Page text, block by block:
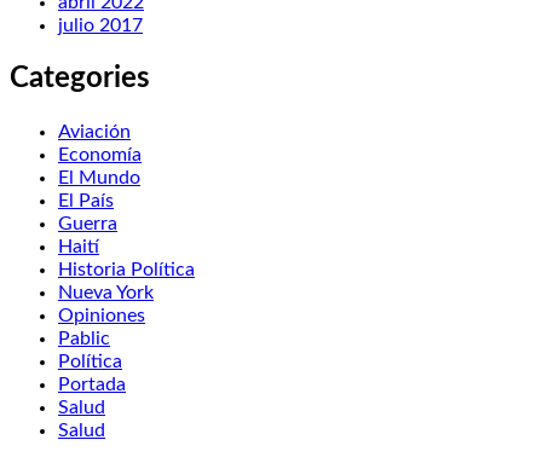
julio 2017
Categories
Aviación
Economía
El Mundo
El País
Guerra
Haití
Historia Política
Nueva York
Opiniones
Pablic
Política
Portada
Salud
Salud